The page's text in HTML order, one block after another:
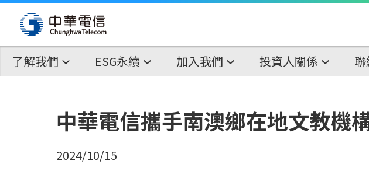
了解我們 ESG永續 加入我們 投資人關係
中華電信攜手南澳鄉在地文教機
2024/10/15